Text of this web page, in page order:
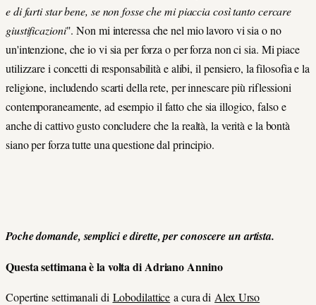
e di farti star bene, se non fosse che mi piaccia così tanto cercare
giustificazioni". Non mi interessa che nel mio lavoro vi sia o no
un'intenzione, che io vi sia per forza o per forza non ci sia. Mi piace
utilizzare i concetti di responsabilità e alibi, il pensiero, la filosofia e la
religione, includendo scarti della rete, per innescare più riflessioni
contemporaneamente, ad esempio il fatto che sia illogico, falso e
anche di cattivo gusto concludere che la realtà, la verità e la bontà
siano per forza tutte una questione dal principio.
Poche domande, semplici e dirette, per conoscere un artista.
Questa settimana è la volta di Adriano Annino
Copertine settimanali di Lobodilattice a cura di Alex Urso